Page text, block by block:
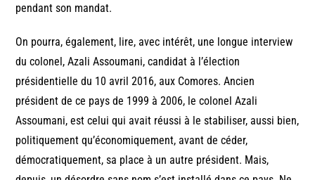
pendant son mandat.
On pourra, également, lire, avec intérêt, une longue interview
du colonel, Azali Assoumani, candidat à l’élection
présidentielle du 10 avril 2016, aux Comores. Ancien
président de ce pays de 1999 à 2006, le colonel Azali
Assoumani, est celui qui avait réussi à le stabiliser, aussi bien,
politiquement qu’économiquement, avant de céder,
démocratiquement, sa place à un autre président. Mais,